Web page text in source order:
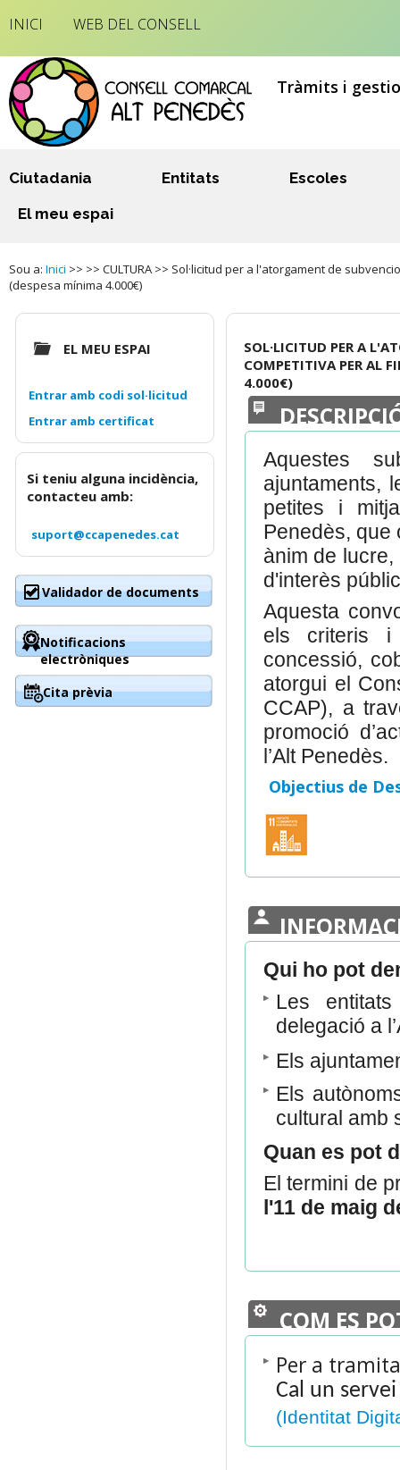
INICI WEB DEL CONSELL
Tràmits i
Ciutadania Entitats
Escoles
El meu espai
Sou a: Inici >> >> CULTURA >> Sol·licitud per a l'atorgament de
(despesa mínima 4.000€)
SOL·LICITUD PER A
COMPETITIVA PER AL
4.000€)
Aquestes
ajuntaments,
petites i
Penedès, que
ànim de
d'interès
Aquesta
els criteris i
concessió,
atorgui el
CCAP), a
promoció
l’Alt Penedès.
Objectius de
Qui ho pot
Les
delegació a
Els
Els
cultural amb
Quan es pot
El termini de
l'11 de maig
COM ES
Per a
Cal un
(Identitat
EL MEU ESPAI
Entrar amb codi sol·licitud
Si teniu alguna incidència,
contacteu amb:
suport@ccapenedes.cat
Validador de documents
Notificacions
electròniques
Cita prèvia